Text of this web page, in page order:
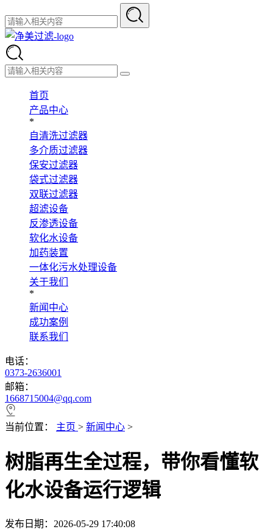
首页
产品中心
*
自清洗过滤器
多介质过滤器
保安过滤器
袋式过滤器
双联过滤器
超滤设备
反渗透设备
软化水设备
加药装置
一体化污水处理设备
关于我们
*
新闻中心
成功案例
联系我们
电话：
0373-2636001
邮箱：
1668715004@qq.com
当前位置： 主页 > 新闻中心 >
树脂再生全过程，带你看懂软
化水设备运行逻辑
发布日期：2026-05-29 17:40:08